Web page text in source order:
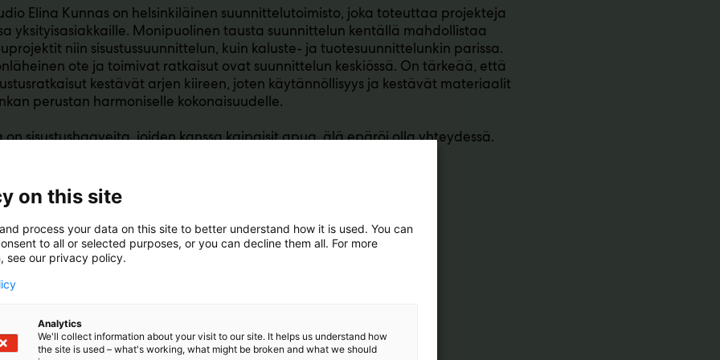
Elina Kunnas on helsinkiläinen suunnittelutoimisto, joka toteuttaa projekteja
yksityisasiakkaille. Monipuolinen tausta suunnittelun kentällä mahdollistaa
niin sisustussuunnittelun, kuin kaluste- ja tuotesuunnittelunkin parissa.
ote ja toimivat ratkaisut ovat suunnittelun keskiössä. On tärkeää, että
kestävät arjen kiireen, joten käytännöllisyys ja kestävät materiaalit
perustan harmoniselle kokonaisuudelle.
on sisustushaaveita, joiden kanssa kaipaisit apua, älä epäröi olla yhteydessä.
on this site
process your data on this site to better understand how it is used. You can
to all or selected purposes, or you can decline them all. For more
see our privacy policy.
Analytics
We'll collect information about your visit to our site. It helps us understand how
the site is used – what's working, what might be broken and what we should